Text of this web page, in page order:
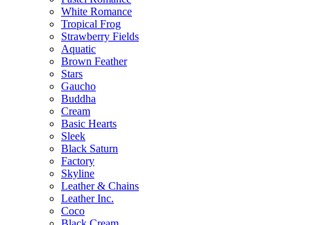
White Romance
Tropical Frog
Strawberry Fields
Aquatic
Brown Feather
Stars
Gaucho
Buddha
Cream
Basic Hearts
Sleek
Black Saturn
Factory
Skyline
Leather & Chains
Leather Inc.
Coco